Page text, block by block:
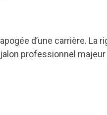
d’une carrière. La
professionnel majeur